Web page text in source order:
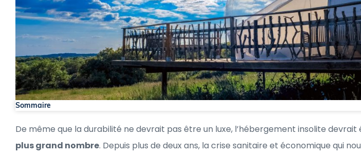
Sommaire
De même que la durabilité ne devrait pas être un luxe, l’hébergement insolite devrait
plus grand nombre. Depuis plus de deux ans, la crise sanitaire et économique qui